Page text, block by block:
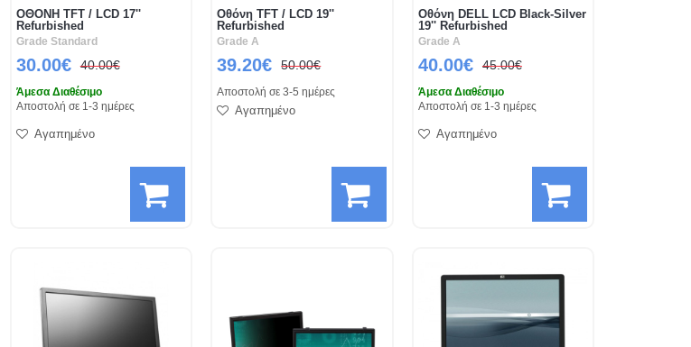
ΟΘΟΝΗ TFT / LCD 17''
Refurbished
Grade Standard
30.00€ 40.00€
Άμεσα Διαθέσιμο
Αποστολή σε 1-3 ημέρες
Αγαπημένο
Οθόνη TFT / LCD 19''
Refurbished
Grade A
39.20€ 50.00€
Αποστολή σε 3-5 ημέρες
Αγαπημένο
Οθόνη DELL LCD Black-Silver
19'' Refurbished
Grade A
40.00€ 45.00€
Άμεσα Διαθέσιμο
Αποστολή σε 1-3 ημέρες
Αγαπημένο